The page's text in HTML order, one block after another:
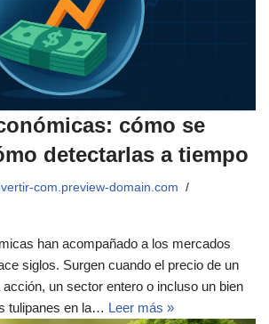
cómo se
detectarlas a tiempo
com.preview-domain.com
han acompañado a los mercados
siglos. Surgen cuando el precio de un
un sector entero o incluso un bien
tulipanes en la… Leer más »